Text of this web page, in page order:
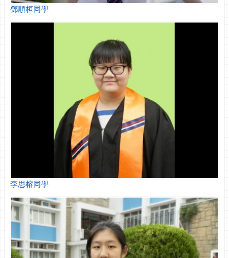
鄧順桓同學
李思榕同學